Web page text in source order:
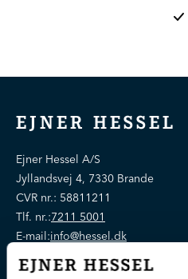
EJNER HESSEL
Ejner Hessel A/S
Jyllandsvej 4, 7330 Brande
CVR nr.: 58811211
Tlf. nr.:7211 5001
E-mail:info@hessel.dk
Åbningstider